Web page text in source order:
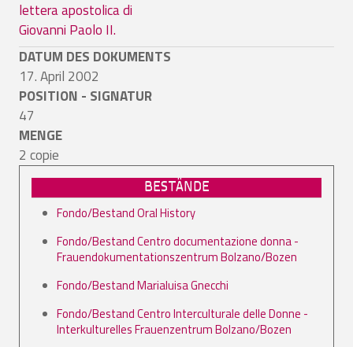
lettera apostolica di
Giovanni Paolo II.
DATUM DES DOKUMENTS
17. April 2002
POSITION - SIGNATUR
47
MENGE
2 copie
BESTÄNDE
Fondo/Bestand Oral History
Fondo/Bestand Centro documentazione donna -
Frauendokumentationszentrum Bolzano/Bozen
Fondo/Bestand Marialuisa Gnecchi
Fondo/Bestand Centro Interculturale delle Donne -
Interkulturelles Frauenzentrum Bolzano/Bozen